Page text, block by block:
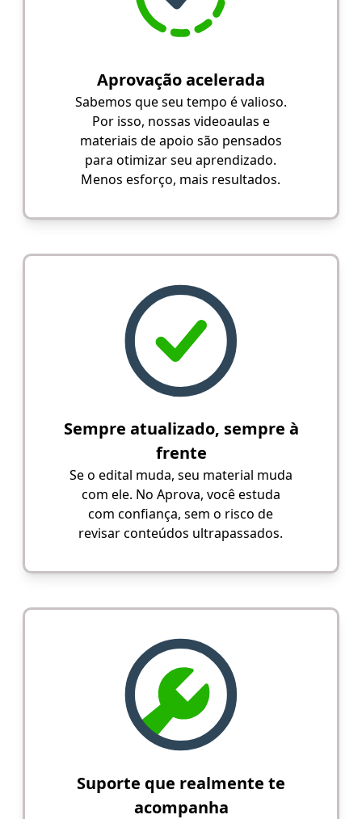
Aprovação acelerada
Sabemos que seu tempo é valioso.
Por isso, nossas videoaulas e
materiais de apoio são pensados
para otimizar seu aprendizado.
Menos esforço, mais resultados.
Sempre atualizado, sempre à
frente
Se o edital muda, seu material muda
com ele. No Aprova, você estuda
com confiança, sem o risco de
revisar conteúdos ultrapassados.
Suporte que realmente te
acompanha